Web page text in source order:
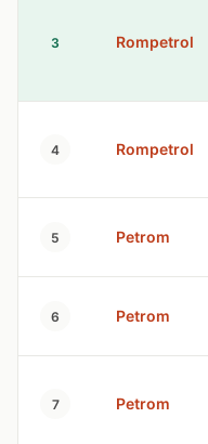
3 Rompetrol
4 Rompetrol
5 Petrom
6 Petrom
7 Petrom